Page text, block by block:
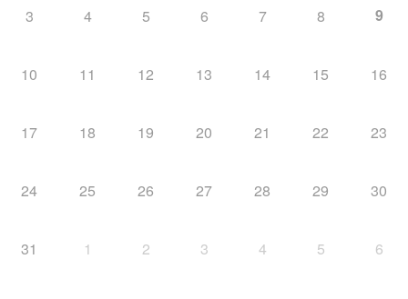
3 4 5 6 7 8 9
10 11 12 13 14 15 16
17 18 19 20 21 22 23
24 25 26 27 28 29 30
31 1 2 3 4 5 6